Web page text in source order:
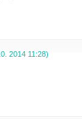
2014 11:28)